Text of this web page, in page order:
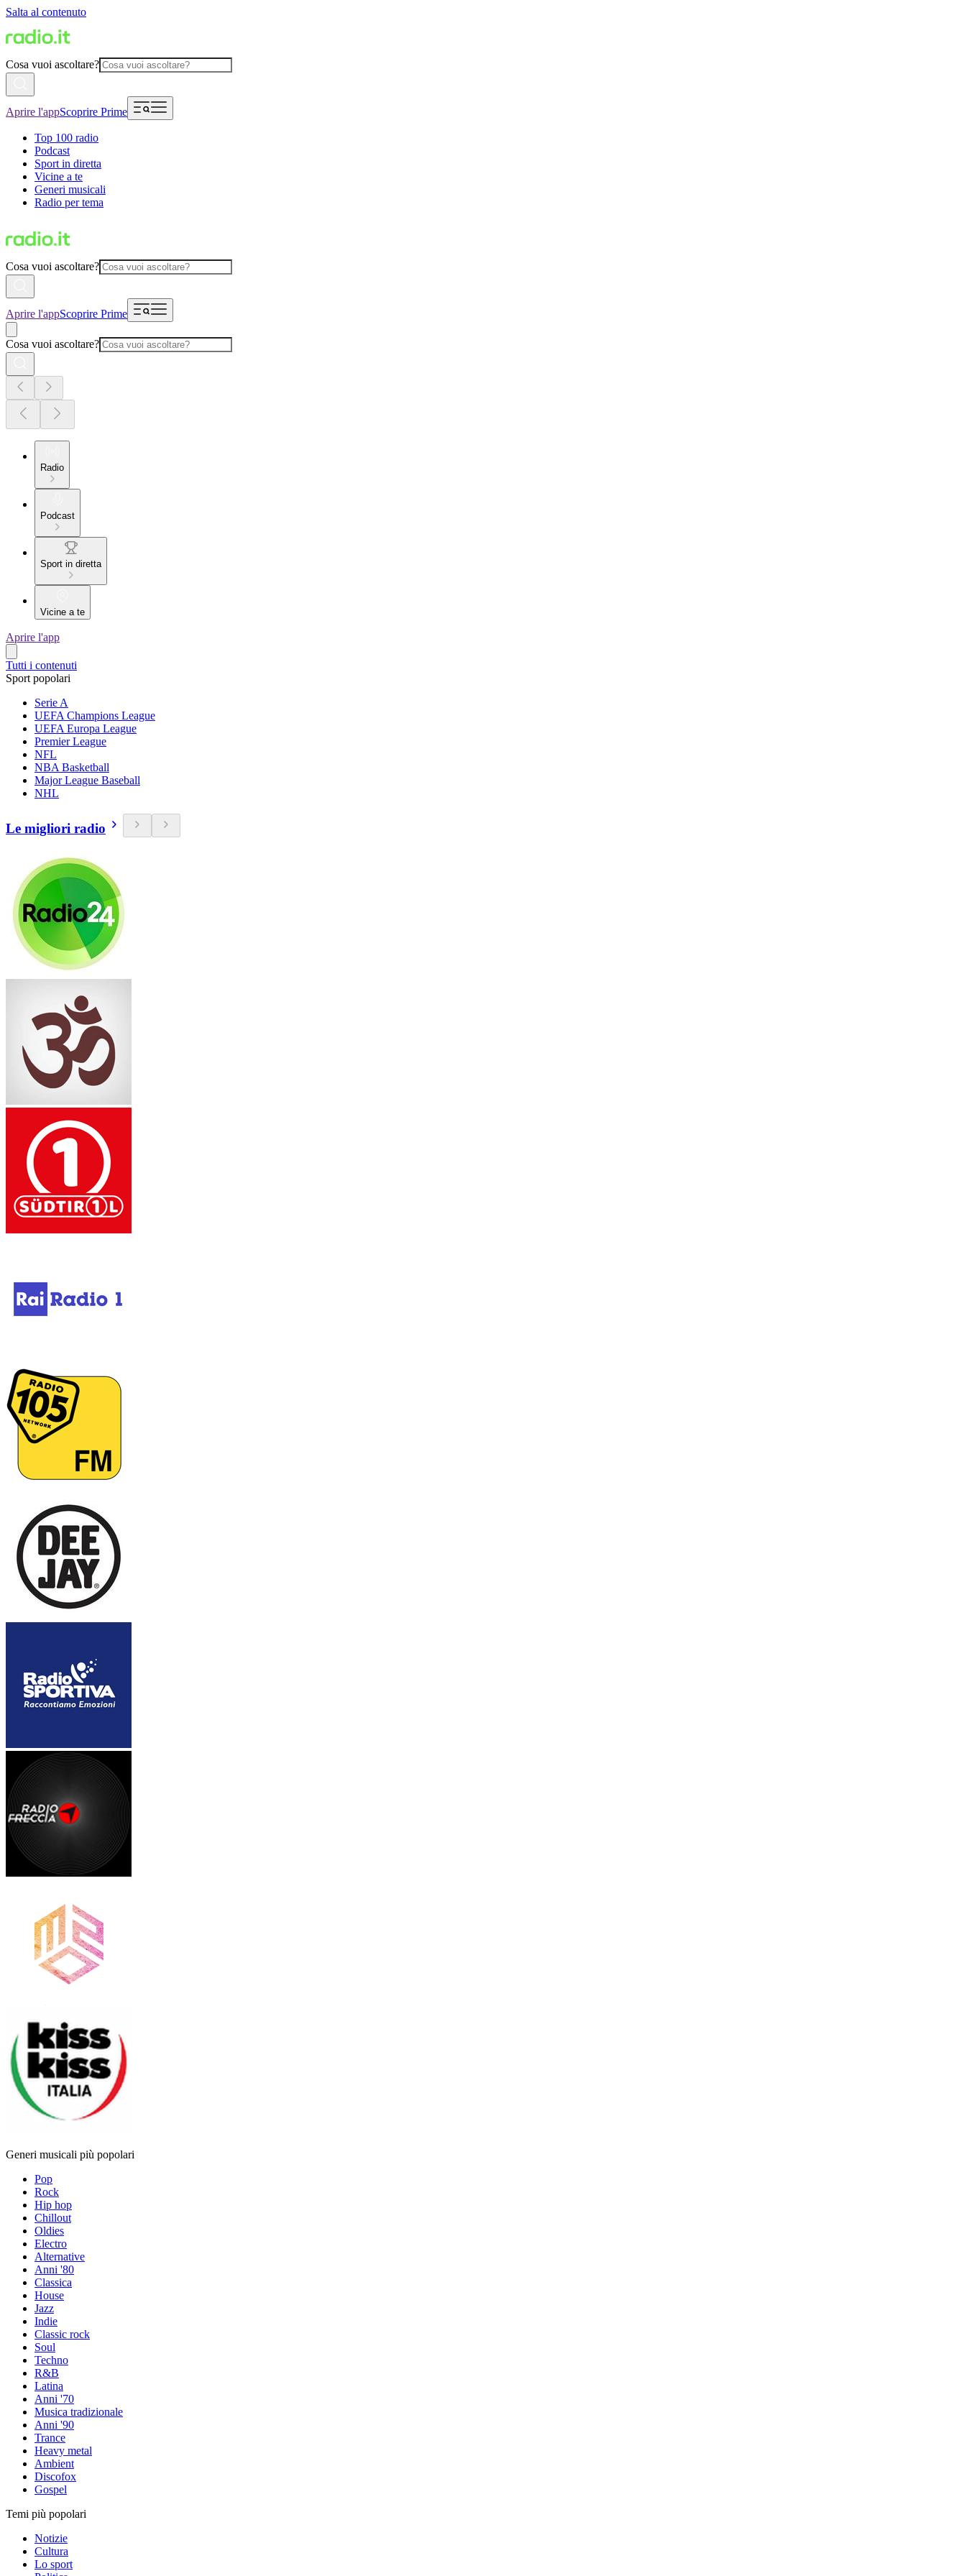
Salta al contenuto
Cosa vuoi ascoltare?
Aprire l'appScoprire Prime
Top 100 radio
Podcast
Sport in diretta
Vicine a te
Generi musicali
Radio per tema
Cosa vuoi ascoltare?
Aprire l'appScoprire Prime
Cosa vuoi ascoltare?
Radio
Podcast
Sport in diretta
Vicine a te
Aprire l'app
Tutti i contenuti
Sport popolari
Serie A
UEFA Champions League
UEFA Europa League
Premier League
NFL
NBA Basketball
Major League Baseball
NHL
Le migliori radio
Generi musicali più popolari
Pop
Rock
Hip hop
Chillout
Oldies
Electro
Alternative
Anni '80
Classica
House
Jazz
Indie
Classic rock
Soul
Techno
R&B
Latina
Anni '70
Musica tradizionale
Anni '90
Trance
Heavy metal
Ambient
Discofox
Gospel
Temi più popolari
Notizie
Cultura
Lo sport